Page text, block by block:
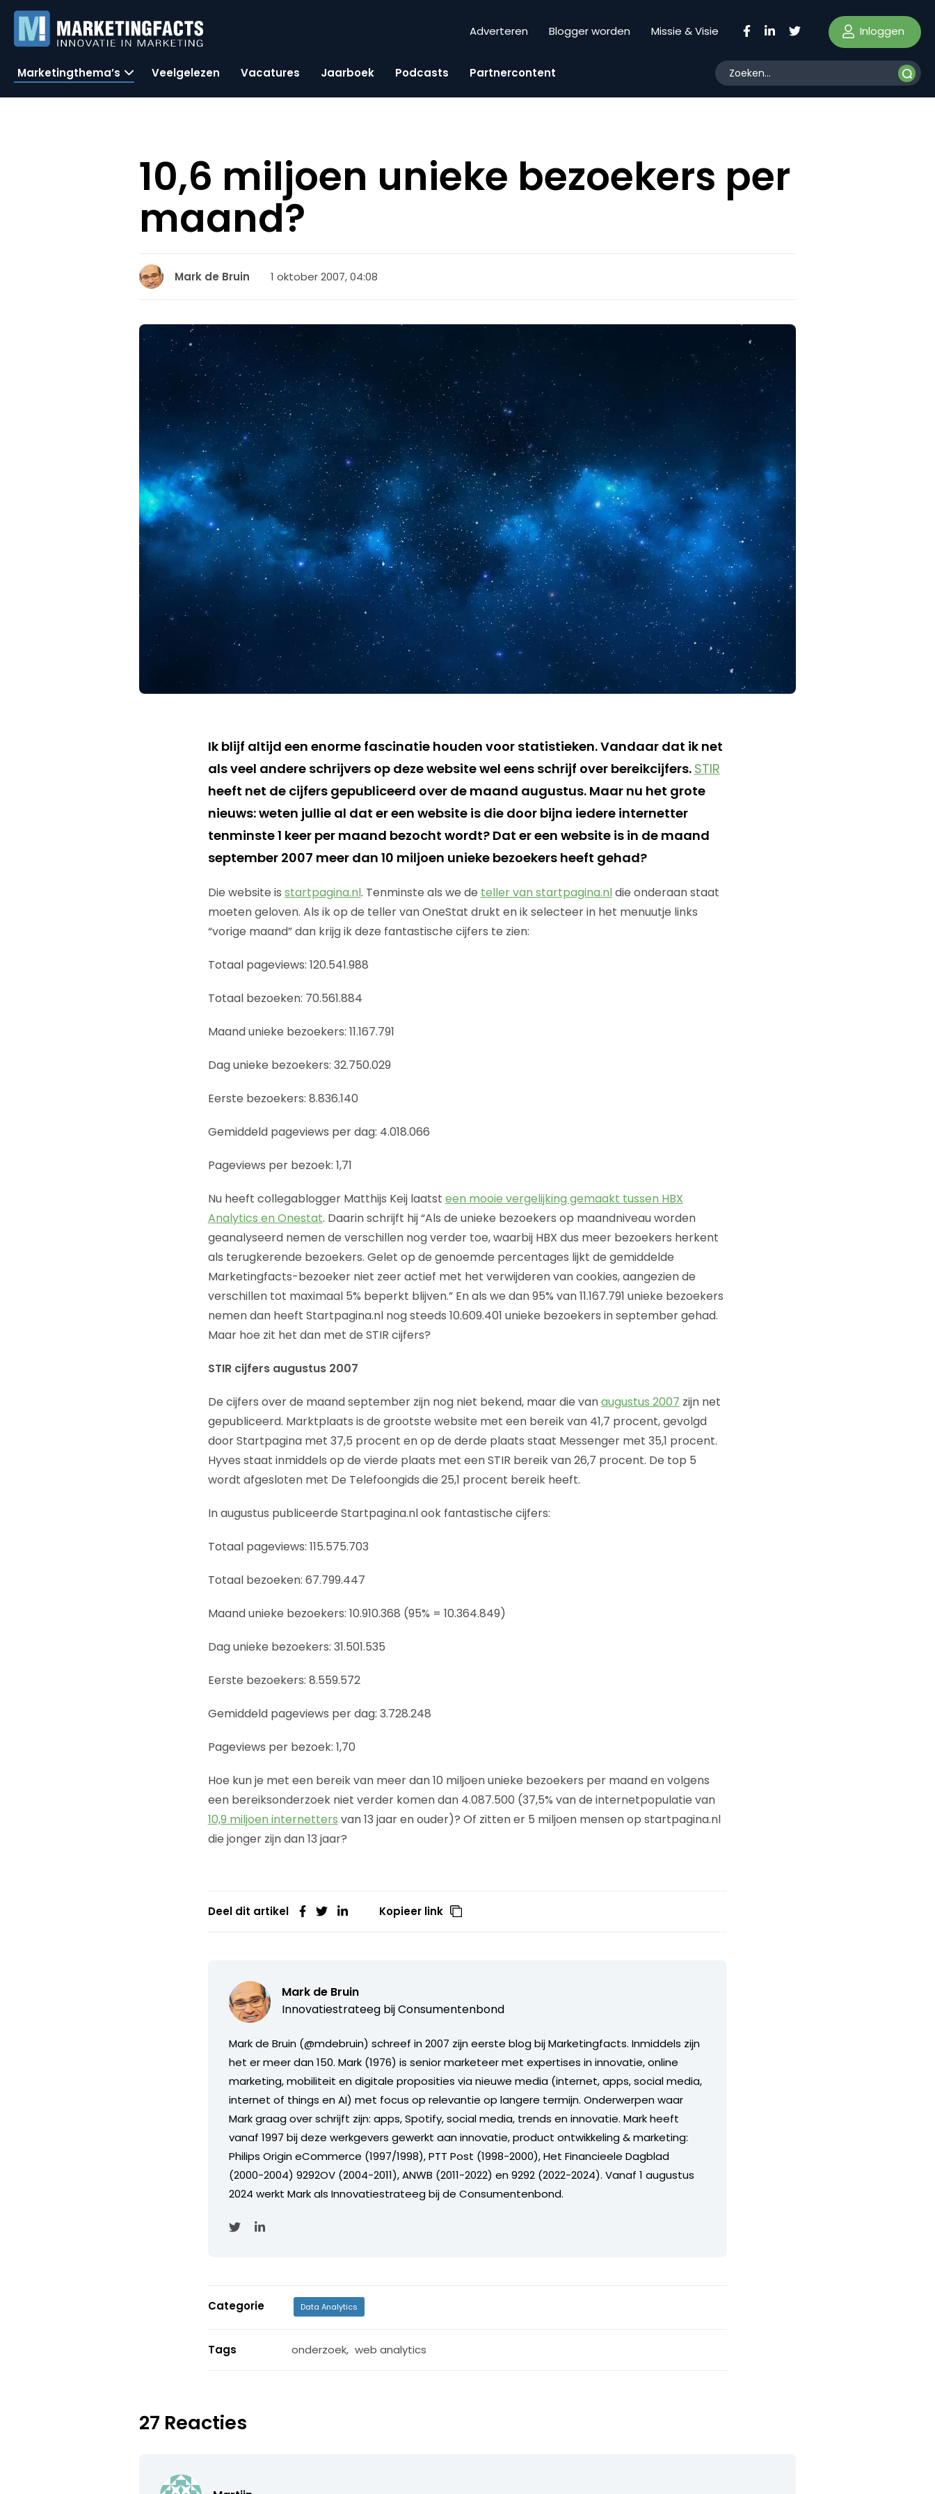
Adverteren Blogger worden Missie & Visie Inloggen
Marketingthema’s Veelgelezen Vacatures Jaarboek Podcasts Partnercontent
10,6 miljoen unieke bezoekers per
maand?
Mark de Bruin 1 oktober 2007, 04:08
Ik blijf altijd een enorme fascinatie houden voor statistieken. Vandaar dat ik net
als veel andere schrijvers op deze website wel eens schrijf over bereikcijfers. STIR
heeft net de cijfers gepubliceerd over de maand augustus. Maar nu het grote
nieuws: weten jullie al dat er een website is die door bijna iedere internetter
tenminste 1 keer per maand bezocht wordt? Dat er een website is in de maand
september 2007 meer dan 10 miljoen unieke bezoekers heeft gehad?
Die website is startpagina.nl. Tenminste als we de teller van startpagina.nldie onderaan staat
moeten geloven. Als ik op de teller van OneStat drukt en ik selecteer in het menuutje links
“vorige maand” dan krijg ik deze fantastische cijfers te zien:
Totaal pageviews: 120.541.988
Totaal bezoeken: 70.561.884
Maand unieke bezoekers: 11.167.791
Dag unieke bezoekers: 32.750.029
Eerste bezoekers: 8.836.140
Gemiddeld pageviews per dag: 4.018.066
Pageviews per bezoek: 1,71
Nu heeft collegablogger Matthijs Keij laatst een mooie vergelijking gemaakt tussen HBX
Analytics en Onestat. Daarin schrijft hij “Als de unieke bezoekers op maandniveau worden
geanalyseerd nemen de verschillen nog verder toe, waarbij HBX dus meer bezoekers herkent
als terugkerende bezoekers. Gelet op de genoemde percentages lijkt de gemiddelde
Marketingfacts-bezoeker niet zeer actief met het verwijderen van cookies, aangezien de
verschillen tot maximaal 5% beperkt blijven.” En als we dan 95% van 11.167.791 unieke bezoekers
nemen dan heeft Startpagina.nl nog steeds 10.609.401 unieke bezoekers in september gehad.
Maar hoe zit het dan met de STIR cijfers?
STIR cijfers augustus 2007
De cijfers over de maand september zijn nog niet bekend, maar die vanaugustus 2007 zijn net
gepubliceerd. Marktplaats is de grootste website met een bereik van 41,7 procent, gevolgd
door Startpagina met 37,5 procent en op de derde plaats staat Messenger met 35,1 procent.
Hyves staat inmiddels op de vierde plaats met een STIR bereik van 26,7 procent. De top 5
wordt afgesloten met De Telefoongids die 25,1 procent bereik heeft.
In augustus publiceerde Startpagina.nl ook fantastische cijfers:
Totaal pageviews: 115.575.703
Totaal bezoeken: 67.799.447
Maand unieke bezoekers: 10.910.368 (95% = 10.364.849)
Dag unieke bezoekers: 31.501.535
Eerste bezoekers: 8.559.572
Gemiddeld pageviews per dag: 3.728.248
Pageviews per bezoek: 1,70
Hoe kun je met een bereik van meer dan 10 miljoen unieke bezoekers per maand en volgens
een bereiksonderzoek niet verder komen dan 4.087.500 (37,5% van de internetpopulatie van
10,9 miljoen internetters van 13 jaar en ouder)? Of zitten er 5 miljoen mensen op startpagina.nl
die jonger zijn dan 13 jaar?
Deel dit artikel Kopieer link
Mark de Bruin
Innovatiestrateeg bijConsumentenbond
Mark de Bruin (@mdebruin) schreef in 2007 zijn eerste blog bij Marketingfacts. Inmiddels zijn
het er meer dan 150. Mark (1976) is senior marketeer met expertises in innovatie, online
marketing, mobiliteit en digitale proposities via nieuwe media (internet, apps, social media,
internet of things en AI) met focus op relevantie op langere termijn. Onderwerpen waar
Mark graag over schrijft zijn: apps, Spotify, social media, trends en innovatie. Mark heeft
vanaf 1997 bij deze werkgevers gewerkt aan innovatie, product ontwikkeling & marketing:
Philips Origin eCommerce (1997/1998), PTT Post (1998-2000), Het Financieele Dagblad
(2000-2004) 9292OV (2004-2011), ANWB (2011-2022) en 9292 (2022-2024). Vanaf 1 augustus
2024 werkt Mark als Innovatiestrateeg bij de Consumentenbond.
Categorie Data Analytics
Tags onderzoek, web analytics
27 Reacties